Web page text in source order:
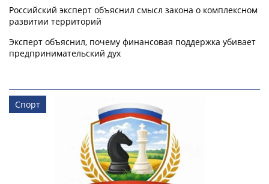
Российский эксперт объяснил смысл закона о комплексном
развитии территорий
Эксперт объяснил, почему финансовая поддержка убивает
предпринимательский дух
Спорт